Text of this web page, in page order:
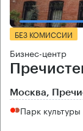
БЕЗ КОМИССИИ
Бизнес-центр
Москва,
Парк